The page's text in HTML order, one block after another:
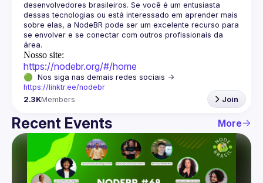
desenvolvedores brasileiros. Se você é um entusiasta
dessas tecnologias ou está interessado em aprender mais
sobre elas, a NodeBR pode ser um excelente recurso para
se envolver e se conectar com outros profissionais da
Nosso site:
https://nodebr.org/#/home
https://linktr.ee/nodebr
2.3KMembers Join
Recent Events More